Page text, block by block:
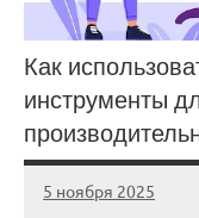
Как
инструменты
5 ноября 2025
cement_zavod
Нет